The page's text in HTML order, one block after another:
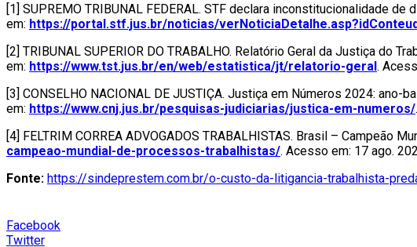
[1] SUPREMO TRIBUNAL FEDERAL. STF declara inconstitucionalidade
em: https://portal.stf.jus.br/noticias/
[2] TRIBUNAL SUPERIOR DO TRABALHO. Relatório Geral da Justiça do
em: https://www.tst.jus.br/en/web/estatistica/jt/relatorio-geral.
[3] CONSELHO NACIONAL DE JUSTIÇA. Justiça em Números 2024:
em: https://www.cnj.jus.br/pesquisas-judiciarias/justica-em-numeros/
[4] FELTRIM CORREA ADVOGADOS TRABALHISTAS. Brasil – Campeão
campeao-mundial-de-processos-trabalhistas/. Acesso em: 17 ago.
Fonte: https://sindeprestem.com.br/o-custo-da-litigancia-trabalhista-
Facebook
Twitter